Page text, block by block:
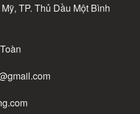
TP. Thủ Dầu Một Bình